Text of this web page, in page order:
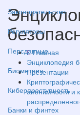
Законодательство
Регуляторы
Персданные
Биометрия
Киберпреступность
Банки и финтех
Главная
Энциклопедия
Презентации
анонимности и